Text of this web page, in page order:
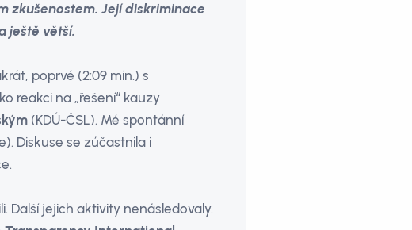
zkušenostem. Její diskriminace
ještě větší.
poprvé (2:09 min.) s
reakci na „řešení“ kauzy
(KDÚ-ČSL). Mé spontánní
Diskuse se zúčastnila i
Další jejich aktivity nenásledovaly.